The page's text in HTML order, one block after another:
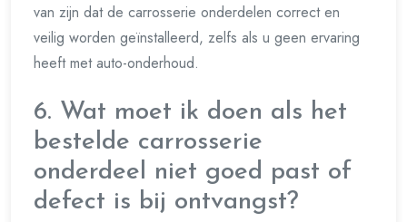
van zijn dat de carrosserie onderdelen correct en
veilig worden geïnstalleerd, zelfs als u geen ervaring
heeft met auto-onderhoud.
6. Wat moet ik doen als het
bestelde carrosserie
onderdeel niet goed past of
defect is bij ontvangst?